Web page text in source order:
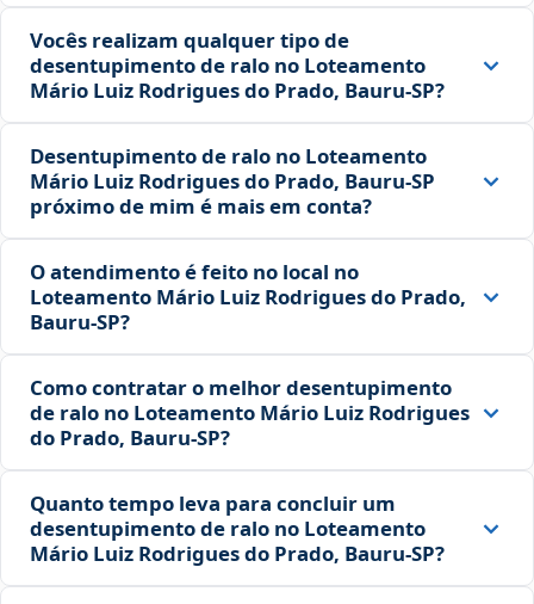
Vocês realizam qualquer tipo de
desentupimento de ralo no Loteamento
Mário Luiz Rodrigues do Prado, Bauru‑SP?
Desentupimento de ralo no Loteamento
Mário Luiz Rodrigues do Prado, Bauru‑SP
próximo de mim é mais em conta?
O atendimento é feito no local no
Loteamento Mário Luiz Rodrigues do Prado,
Bauru‑SP?
Como contratar o melhor desentupimento
de ralo no Loteamento Mário Luiz Rodrigues
do Prado, Bauru‑SP?
Quanto tempo leva para concluir um
desentupimento de ralo no Loteamento
Mário Luiz Rodrigues do Prado, Bauru‑SP?